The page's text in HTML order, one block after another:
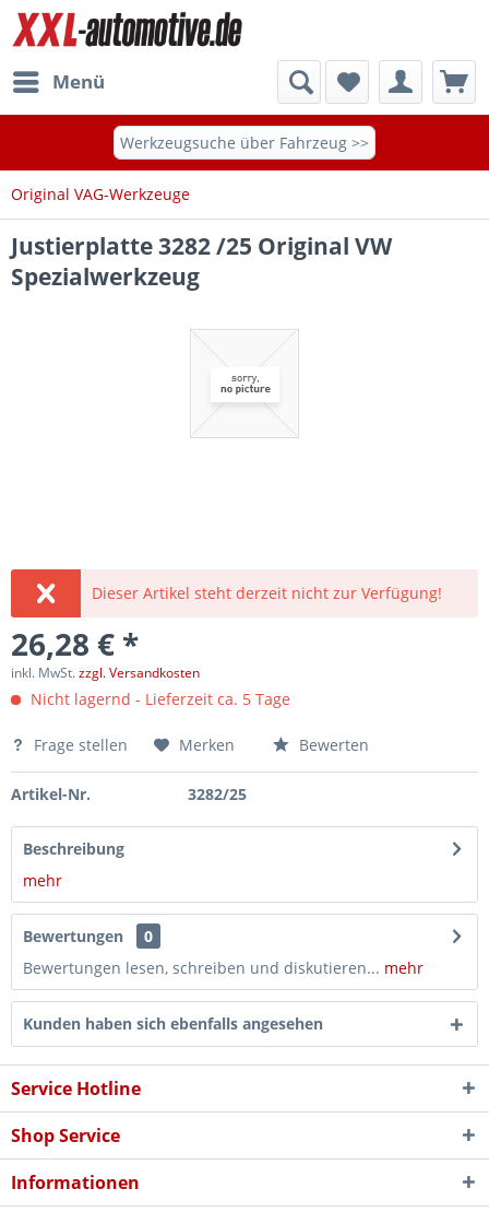
Menü
Werkzeugsuche über Fahrzeug >>
Original VAG-Werkzeuge
Justierplatte 3282 /25 Original VW
Spezialwerkzeug
Dieser Artikel steht derzeit nicht zur Verfügung!
26,28 € *
inkl. MwSt.zzgl. Versandkosten
Nicht lagernd - Lieferzeit ca. 5 Tage
Frage stellen Merken Bewerten
Artikel-Nr. 3282/25
Beschreibung
mehr
Bewertungen
0
Bewertungen lesen, schreiben und diskutieren... mehr
Kunden haben sich ebenfalls angesehen
Service Hotline
Shop Service
Informationen